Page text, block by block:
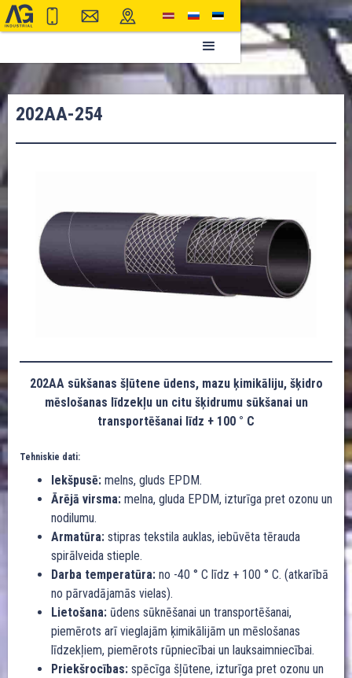
202AA-254
202AA sūkšanas šļūtene ūdens, mazu ķimikāliju, šķidro
mēslošanas līdzekļu un citu šķidrumu sūkšanai un
transportēšanai līdz + 100 ° C
Tehniskie dati:
Iekšpusē: melns, gluds EPDM.
Ārējā virsma: melna, gluda EPDM, izturīga pret ozonu un
nodilumu.
Armatūra: stipras tekstila auklas, iebūvēta tērauda
spirālveida stieple.
Darba temperatūra: no -40 ° C līdz + 100 ° C. (atkarībā
no pārvadājamās vielas).
Lietošana: ūdens sūknēšanai un transportēšanai,
piemērots arī vieglajām ķimikālijām un mēslošanas
līdzekļiem, piemērots rūpniecībai un lauksaimniecībai.
Priekšrocības: spēcīga šļūtene, izturīga pret ozonu un